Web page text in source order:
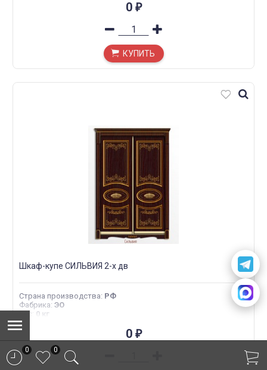
0 ₽
КУПИТЬ
Шкаф-купе СИЛЬВИЯ 2-х дв
Страна производства: РФ
Фабрика: ЭО
Вес : 0 кг
0 ₽
0
0